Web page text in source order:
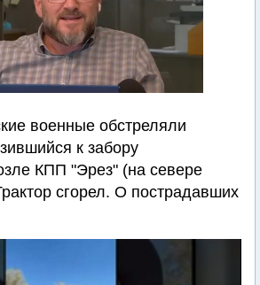
военные обстреляли
к забору
КПП "Эрез" (на севере
сгорел. О пострадавших